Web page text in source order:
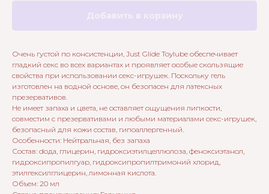
Очень густой по консистенции, Just Glide Toylube обеспечивает
гладкий секс во всех вариантах и проявляет особые скользящие
свойства при использовании секс-игрушек. Поскольку гель
изготовлен на водной основе, он безопасен для латексных
презервативов.
Не имеет запаха и цвета, не оставляет ощущения липкости,
совместим с презервативами и любыми материалами секс-игрушек,
безопасный для кожи состав, гипоаллергенный.
Особенности: Нейтральная, без запаха
Состав: dода, глицерин, гидроксиэтилцеллюлоза, феноксиэтанол,
гидроксипропилгуар, гидроксипропилтримоний хлорид,
этилгексилглицерин, лимонная кислота.
Объем: 20 мл